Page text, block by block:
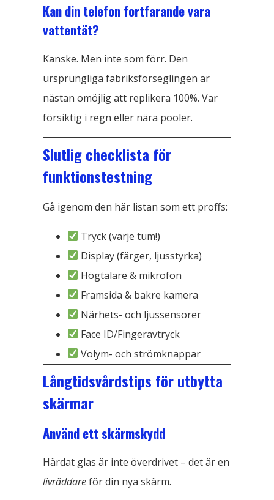
Kan din telefon fortfarande vara
vattentät?
Kanske. Men inte som förr. Den
ursprungliga fabriksförseglingen är
nästan omöjlig att replikera 100%. Var
försiktig i regn eller nära pooler.
Slutlig checklista för
funktionstestning
Gå igenom den här listan som ett proffs:
Tryck (varje tum!)
Display (färger, ljusstyrka)
Högtalare & mikrofon
Framsida & bakre kamera
Närhets- och ljussensorer
Face ID/Fingeravtryck
Volym- och strömknappar
Långtidsvårdstips för utbytta
skärmar
Använd ett skärmskydd
Härdat glas är inte överdrivet – det är en
livräddareför din nya skärm.